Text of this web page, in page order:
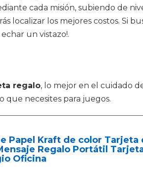
cada misión, subiendo de
localizar los mejores costos. Si
un vistazo!.
regalo, lo mejor en el cuidado
que necesites para juegos.
Papel Kraft de color Tarjeta
Regalo Portátil
Oficina